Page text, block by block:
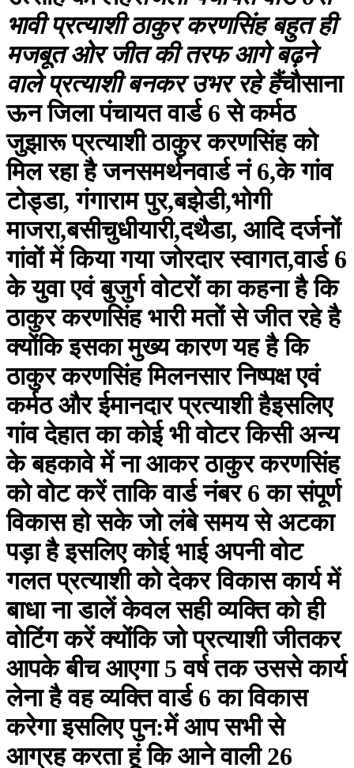
भावी प्रत्याशी ठाकुर करणसिंह बहुत ही
मजबूत ओर जीत की तरफ आगे बढ़ने
वाले प्रत्याशी बनकर उभर रहे हैंचौसाना
ऊन जिला पंचायत वार्ड 6 से कर्मठ
जुझारू प्रत्याशी ठाकुर करणसिंह को
मिल रहा है जनसमर्थनवार्ड नं 6,के गांव
टोड्डा, गंगाराम पुर,बझेडी,भोगी
माजरा,बसीचुधीयारी,दथैडा, आदि दर्जनों
गांवों में किया गया जोरदार स्वागत,वार्ड 6
के युवा एवं बुजुर्ग वोटरों का कहना है कि
ठाकुर करणसिंह भारी मतों से जीत रहे है
क्योंकि इसका मुख्य कारण यह है कि
ठाकुर करणसिंह मिलनसार निष्पक्ष एवं
कर्मठ और ईमानदार प्रत्याशी हैइसलिए
गांव देहात का कोई भी वोटर किसी अन्य
के बहकावे में ना आकर ठाकुर करणसिंह
को वोट करें ताकि वार्ड नंबर 6 का संपूर्ण
विकास हो सके जो लंबे समय से अटका
पड़ा है इसलिए कोई भाई अपनी वोट
गलत प्रत्याशी को देकर विकास कार्य में
बाधा ना डालें केवल सही व्यक्ति को ही
वोटिंग करें क्योंकि जो प्रत्याशी जीतकर
आपके बीच आएगा 5 वर्ष तक उससे कार्य
लेना है वह व्यक्ति वार्ड 6 का विकास
करेगा इसलिए पुन:में आप सभी से
आग्रह करता हूं कि आने वाली 26